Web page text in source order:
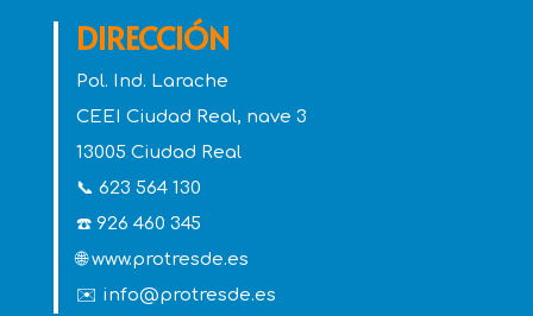
DIRECCIÓN
Pol. Ind. Larache
CEEI Ciudad Real, nave 3
13005 Ciudad Real
📞 623 564 130
☎️ 926 460 345
🌐 www.protresde.es
✉️ info@protresde.es